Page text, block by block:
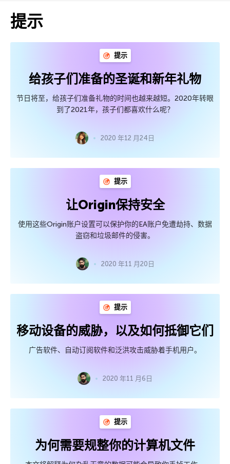
提示
提示
给孩子们准备的圣诞和新年礼物
节日将至，给孩子们准备礼物的时间也越来越短。2020年转眼
到了2021年，孩子们都喜欢什么呢？
2020 年12 月24日
提示
让Origin保持安全
使用这些Origin账户设置可以保护你的EA账户免遭劫持、数据
盗窃和垃圾邮件的侵害。
2020 年11 月20日
提示
移动设备的威胁，以及如何抵御它们
广告软件、自动订阅软件和泛洪攻击威胁着手机用户。
2020 年11 月6日
提示
为何需要规整你的计算机文件